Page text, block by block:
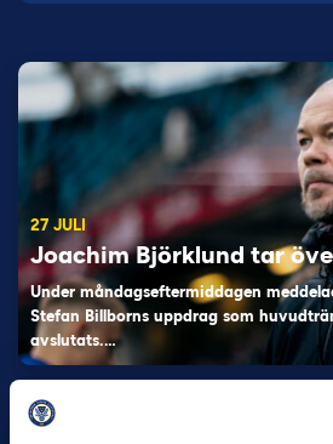
27 JULI
Joachim Björklund tar
Under måndagseftermiddagen
Stefan Billborns uppdrag som
avslutats.…